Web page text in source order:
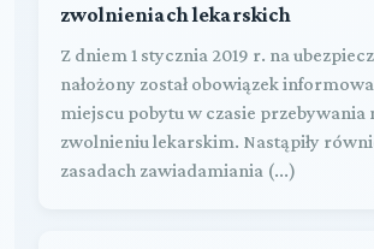
zwolnieniach lekarskich
Z dniem 1 stycznia 2019 r. na
nałożony został obowiązek
miejscu pobytu w czasie przebywania
zwolnieniu lekarskim. Nastąpiły
zasadach zawiadamiania (...)